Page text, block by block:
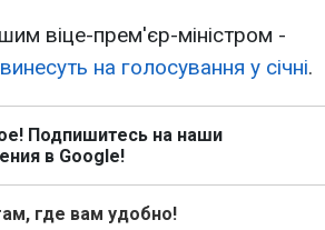
віце-прем'єр-міністром -
на голосування у січні.
Подпишитесь на наши
в Google!
где вам удобно!